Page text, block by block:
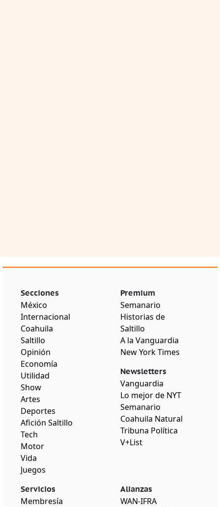
Secciones
México
Internacional
Coahuila
Saltillo
Opinión
Economía
Utilidad
Show
Artes
Deportes
Afición Saltillo
Tech
Motor
Vida
Juegos
Premium
Semanario
Historias de
Saltillo
A la Vanguardia
New York Times
Newsletters
Vanguardia
Lo mejor de NYT
Semanario
Coahuila Natural
Tribuna Política
V+List
Servicios
Membresía
Alianzas
WAN-IFRA